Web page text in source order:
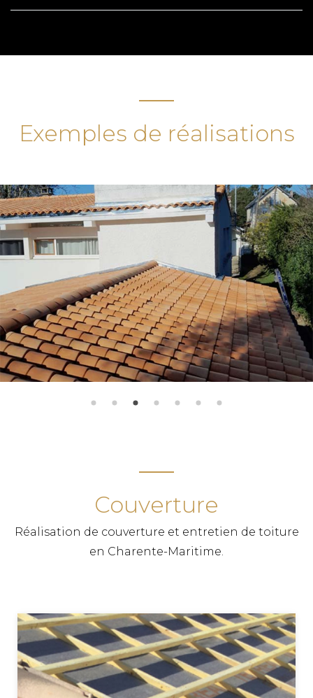
Exemples de réalisations
Couverture
Réalisation de couverture et entretien de toiture
en Charente-Maritime.